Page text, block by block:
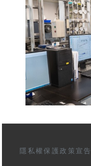
隱私權保護政策宣告